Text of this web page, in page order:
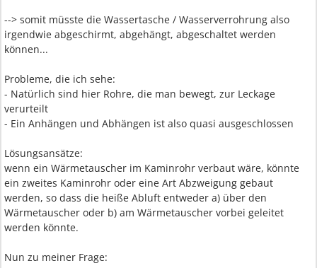
--> somit müsste die Wassertasche / Wasserverrohrung also
irgendwie abgeschirmt, abgehängt, abgeschaltet werden
können...
Probleme, die ich sehe:
- Natürlich sind hier Rohre, die man bewegt, zur Leckage
verurteilt
- Ein Anhängen und Abhängen ist also quasi ausgeschlossen
Lösungsansätze:
wenn ein Wärmetauscher im Kaminrohr verbaut wäre, könnte
ein zweites Kaminrohr oder eine Art Abzweigung gebaut
werden, so dass die heiße Abluft entweder a) über den
Wärmetauscher oder b) am Wärmetauscher vorbei geleitet
werden könnte.
Nun zu meiner Frage: